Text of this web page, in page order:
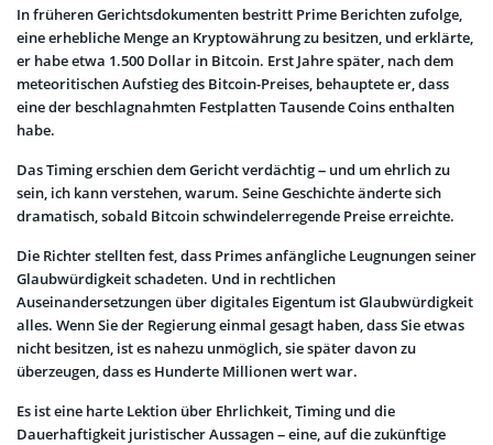
In früheren Gerichtsdokumenten bestritt Prime Berichten zufolge,
eine erhebliche Menge an Kryptowährung zu besitzen, und erklärte,
er habe etwa 1.500 Dollar in Bitcoin. Erst Jahre später, nach dem
meteoritischen Aufstieg des Bitcoin-Preises, behauptete er, dass
eine der beschlagnahmten Festplatten Tausende Coins enthalten
habe.
Das Timing erschien dem Gericht verdächtig – und um ehrlich zu
sein, ich kann verstehen, warum. Seine Geschichte änderte sich
dramatisch, sobald Bitcoin schwindelerregende Preise erreichte.
Die Richter stellten fest, dass Primes anfängliche Leugnungen seiner
Glaubwürdigkeit schadeten. Und in rechtlichen
Auseinandersetzungen über digitales Eigentum ist Glaubwürdigkeit
alles. Wenn Sie der Regierung einmal gesagt haben, dass Sie etwas
nicht besitzen, ist es nahezu unmöglich, sie später davon zu
überzeugen, dass es Hunderte Millionen wert war.
Es ist eine harte Lektion über Ehrlichkeit, Timing und die
Dauerhaftigkeit juristischer Aussagen – eine, auf die zukünftige